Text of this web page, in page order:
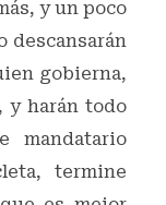
y un poco
descansarán
gobierna,
y harán todo
mandatario
termine